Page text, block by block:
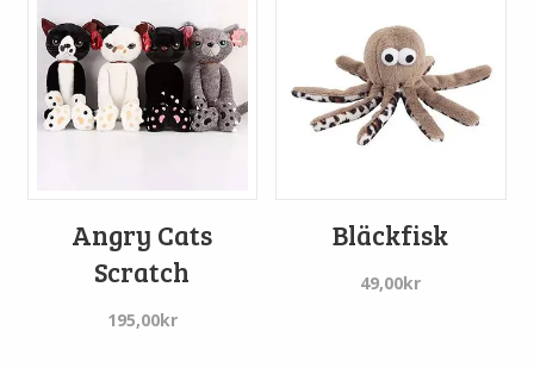
Angry Cats
Scratch
195,00kr
Bläckfisk
49,00kr